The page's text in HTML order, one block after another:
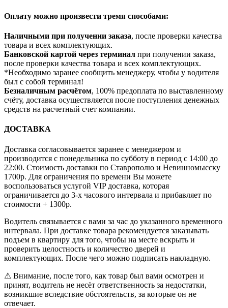
Оплату можно произвести тремя способами:
Наличными при получении заказа, после проверки качества
товара и всех комплектующих.
Банковской картой через терминал при получении заказа,
после проверки качества товара и всех комплектующих.
*Необходимо заранее сообщить менеджеру, чтобы у водителя
был с собой терминал!
Безналичным расчётом, 100% предоплата по выставленному
счёту, доставка осуществляется после поступления денежных
средств на расчетный счет компании.
ДОСТАВКА
Доставка согласовывается заранее с менеджером и
производится с понедельника по субботу в период с 14:00 до
22:00. Стоимость доставки по Ставрополю и Невинномысску
1700р. Для ограничения по времени Вы можете
воспользоваться услугой VIP доставка, которая
ограничивается до 3-х часового интервала и прибавляет по
стоимости + 1300р.
Водитель связывается с вами за час до указанного временного
интервала. При доставке товара рекомендуется заказывать
подъем в квартиру для того, чтобы на месте вскрыть и
проверить целостность и количество дверей и
комплектующих. После чего можно подписать накладную.
⚠ Внимание, после того, как товар был вами осмотрен и
принят, водитель не несёт ответственность за недостатки,
возникшие вследствие обстоятельств, за которые он не
отвечает.